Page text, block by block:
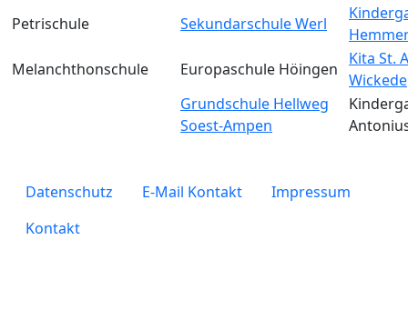
Petrischule Sekundarschule Werl
Melanchthonschule
Europaschule Höingen
Kita St.
Wickede
Grundschule Hellweg
Soest-Ampen
legals
Datenschutz E-Mail Kontakt
Impressum
Kontakt